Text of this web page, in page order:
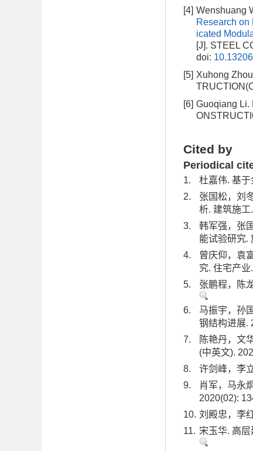
[4] Wenshuang
Research on
icated
[J]. STEEL
doi:
[5] Xuhong
[6] Guoqiang Li.
Cited by
Periodical
1.
杜嘉伟. 基
2.
张国松，刘
析. 建筑施
3.
韩军强，张
能试验研究.
4.
曾庆仰，袁
究. 住宅产
5.
张鹏程，陈
6.
马振宇，孙
钢结构进展.
7.
陈艳丹，文
(中英文).
8.
许剑峰，李
9.
肖军，马永
2020(02):
10. 刘殿忠，李
11. 宋玉华. 高